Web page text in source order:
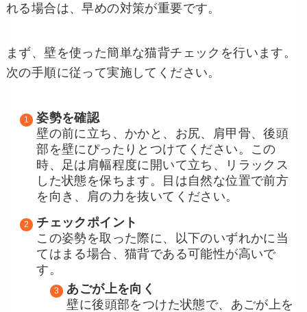
れる場合は、早めの対策が重要です。
まず、壁を使った簡単な猫背チェックを行います。
次の手順に従って実施してください。
姿勢を確認
壁の前に立ち、かかと、お尻、肩甲骨、後頭
部を壁にぴったりとつけてください。この
時、足は肩幅程度に開いて立ち、リラックス
した状態を保ちます。目は自然な位置で前方
を向き、肩の力を抜いてください。
チェックポイント
この姿勢を取った際に、以下のいずれかに当
てはまる場合、猫背である可能性が高いで
す。
あごが上を向く
壁に後頭部をつけた状態で、あごが上を